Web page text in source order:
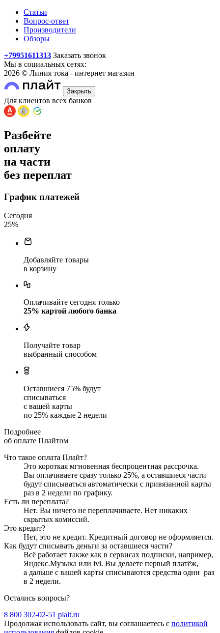
Статьи
Вопрос-ответ
Производители
Обзоры
+79951611313 Заказать звонок
Мы в социальных сетях:
2026 © Линия тока - интернет магазин
Закрыть
Для клиентов всех банков
Разбейте
оплату
на части
без переплат
График платежей
Сегодня
25%
Добавляйте товары
в корзину
Оплачивайте сегодня только
25% картой любого банка
Получайте товар
выбранный способом
Оставшиеся 75% будут
списываться
с вашей карты
по 25% каждые 2 недели
Подробнее
об оплате Плайтом
Что такое оплата Плайт?
Это короткая мгновенная беспроцентная рассрочка.
Вы оплачиваете сразу только 25%, а оставшиеся части
будут списываться автоматически с привязанной карты
раз в 2 недели по графику.
Есть ли переплата?
Нет. Вы ничего не переплачиваете. Нет никаких
скрытых комиссий.
Это кредит?
Нет, это не кредит. Кредитный договор не оформляется.
Как будут списывать деньги за оставшиеся части?
Всё работает также как в сервисах подписки, например,
Яндекс.Музыка или ivi. Вы делаете первый платёж,
а дальше с вашей карты списываются средства один раз
в 2 недели.
Остались вопросы?
8 800 302-02-51 plait.ru
Продолжая использовать сайт, вы соглашаетесь с политикой